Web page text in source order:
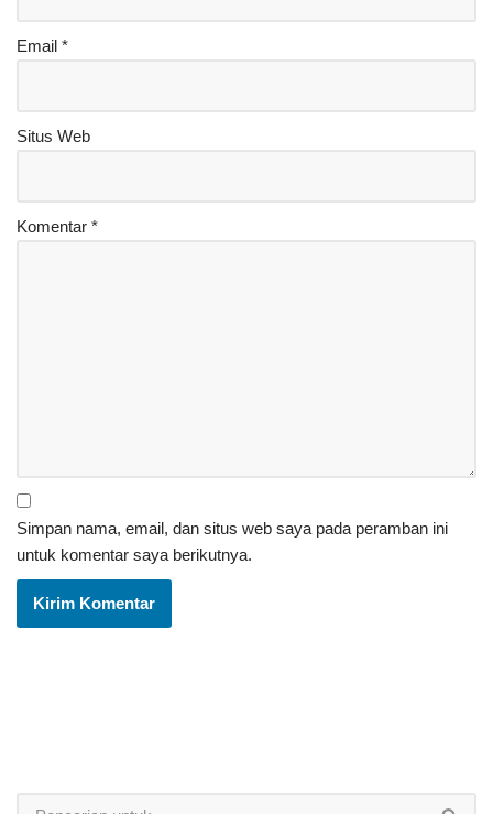
Email *
Situs Web
Komentar *
Simpan nama, email, dan situs web saya pada peramban ini
untuk komentar saya berikutnya.